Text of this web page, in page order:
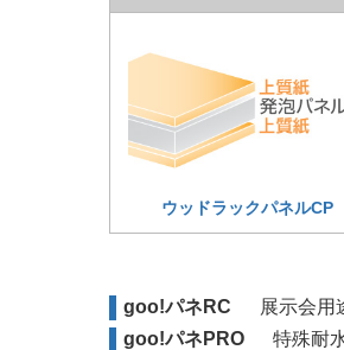
ウッドラックパネルCP
goo!パネRC
展示会用
goo!パネPRO
特殊耐